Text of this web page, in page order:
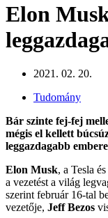
Elon
2021. 02. 20.
Tudomány
Bár szinte fej-fej
mégis el kellett
leggazdagabb
Elon Musk, a Tesla
a vezetést a világ
szerint február 16-tal
vezetője, Jeff Bezos